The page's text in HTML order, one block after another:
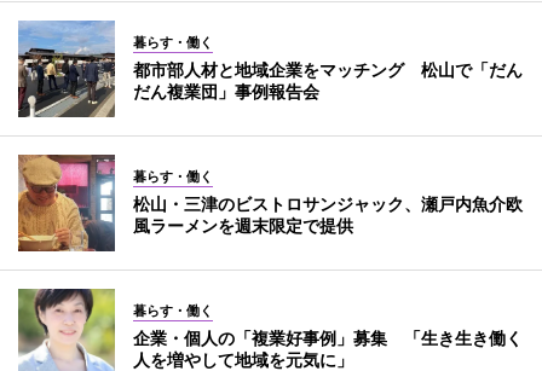
暮らす・働く
都市部人材と地域企業をマッチング 松山で「だん
だん複業団」事例報告会
暮らす・働く
松山・三津のビストロサンジャック、瀬戸内魚介欧
風ラーメンを週末限定で提供
暮らす・働く
企業・個人の「複業好事例」募集 「生き生き働く
人を増やして地域を元気に」